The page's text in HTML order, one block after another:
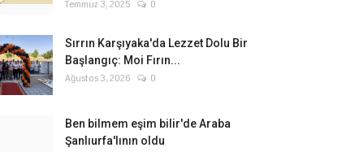
Temmuz 3, 2025 0
Sırrın Karşıyaka'da Lezzet Dolu Bir
Başlangıç: Moi Fırın...
Ağustos 3, 2026 0
Ben bilmem eşim bilir'de Araba
Şanlıurfa'lının oldu